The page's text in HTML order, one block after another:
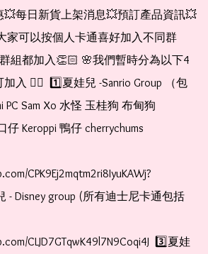
每日新貨上架消息💥預訂產品資訊💥
可以按個人卡通喜好加入不同群
組都加入👏🏻 🌸我們暫時分為以下4
入 👇🏻  1️⃣夏娃兒 -Sanrio Group （包
PC Sam Xo 水怪 玉桂狗 布甸狗
仔 Keroppi 鴨仔 cherrychums
CPK9Ej2mqtm2ri8IyuKAWj?
- Disney group (所有迪士尼卡通包括
CLJD7GTqwK49l7N9Coqi4J  3️⃣夏娃